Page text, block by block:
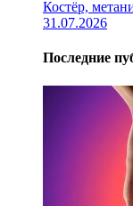
Костёр,
31.07.2026
Последние